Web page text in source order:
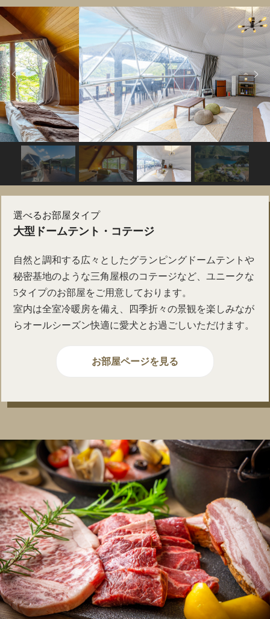
選べるお部屋タイプ
大型ドームテント・コテージ
自然と調和する広々としたグランピングドームテントや
秘密基地のような三角屋根のコテージなど、ユニークな
5タイプのお部屋をご用意しております。
室内は全室冷暖房を備え、四季折々の景観を楽しみなが
らオールシーズン快適に愛犬とお過ごしいただけます。
お部屋ページを見る